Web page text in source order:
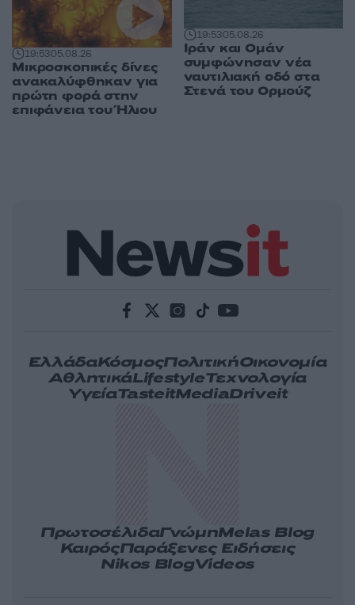
19:5305.08.26
Μικροσκοπικές δίνες
ανακαλύφθηκαν για
πρώτη φορά στην
επιφάνεια του Ήλιου
19:5305.08.26
Ιράν και Ομάν
συμφώνησαν νέα
ναυτιλιακή οδό στα
Στενά του Ορμούζ
ΕλλάδαΚόσμοςΠολιτικήΟικονομία
ΑθλητικάLifestyleΤεχνολογία
ΥγείαTasteitMediaDriveit
ΠρωτοσέλιδαΓνώμηMelas Blog
ΚαιρόςΠαράξενες Ειδήσεις
Nikos BlogVideos